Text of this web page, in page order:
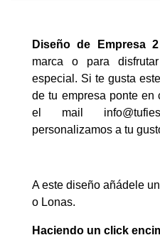
Diseño de Empresa 2
marca o para
especial. Si te gusta
de tu empresa ponte en
el mail
personalizamos a tu
A este diseño añádele
o Lonas.
Haciendo un click